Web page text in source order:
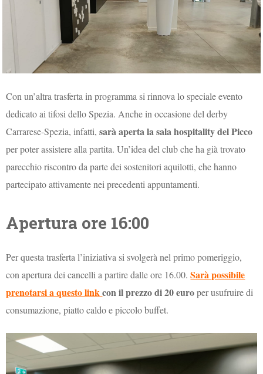
Con un’altra trasferta in programma si rinnova lo speciale evento
dedicato ai tifosi dello Spezia. Anche in occasione del derby
Carrarese-Spezia, infatti,sarà aperta la sala hospitality del Picco
per poter assistere alla partita. Un’idea del club che ha già trovato
parecchio riscontro da parte dei sostenitori aquilotti, che hanno
partecipato attivamente nei precedenti appuntamenti.
Apertura ore 16:00
Per questa trasferta l’iniziativa si svolgerà nel primo pomeriggio,
con apertura dei cancelli a partire dalle ore 16.00.Sarà possibile
prenotarsi a questo linkcon il prezzo di 20 europer usufruire di
consumazione, piatto caldo e piccolo buffet.